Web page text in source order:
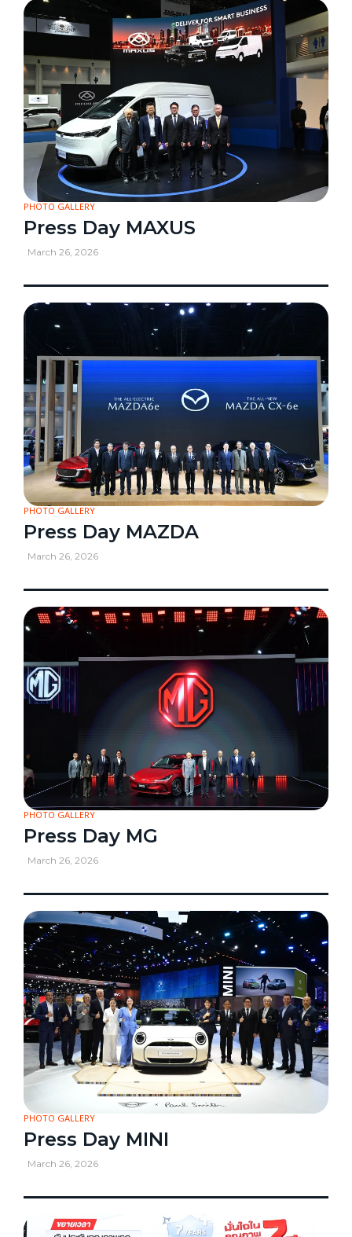
PHOTO GALLERY
Press Day MAXUS
March 26, 2026
PHOTO GALLERY
Press Day MAZDA
March 26, 2026
PHOTO GALLERY
Press Day MG
March 26, 2026
PHOTO GALLERY
Press Day MINI
March 26, 2026